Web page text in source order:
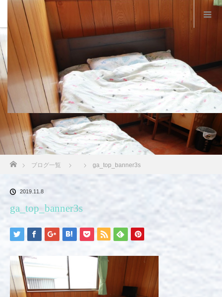
ブログ一覧 ga_top_banner3s
2019.11.8
ga_top_banner3s